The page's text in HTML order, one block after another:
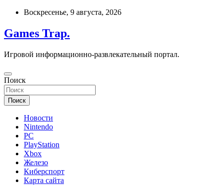
Перейти
содержимому
Воскресенье, 9 августа, 2026
Games Trap.
Игровой информационно-развлекательный портал.
Поиск
Поиск
Новости
Nintendo
PC
PlayStation
Xbox
Железо
Киберспорт
Карта сайта